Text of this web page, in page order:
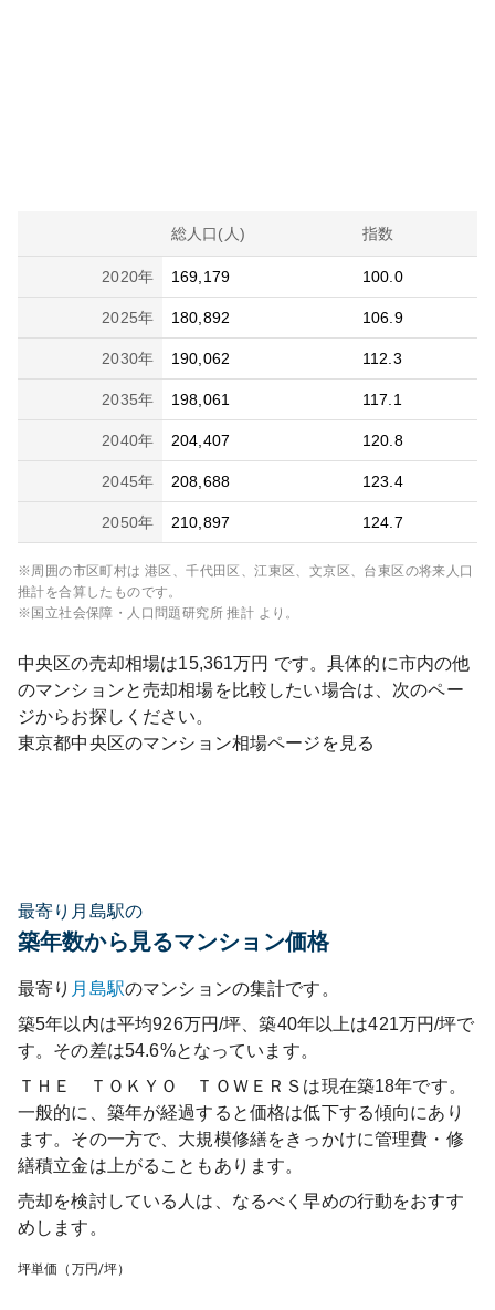
総人口(人) 指数
2020年 169,179 100.0
2025年 180,892 106.9
2030年 190,062 112.3
2035年 198,061 117.1
2040年 204,407 120.8
2045年 208,688 123.4
2050年 210,897 124.7
※周囲の市区町村は 港区、千代田区、江東区、文京区、台東区の将来人口
推計を合算したものです。
※国立社会保障・人口問題研究所 推計 より。
中央区の売却相場は15,361万円 です。具体的に市内の他
のマンションと売却相場を比較したい場合は、次のペー
ジからお探しください。
東京都中央区のマンション相場ページを見る
最寄り月島駅の
築年数から見るマンション価格
最寄り 月島駅のマンションの集計です。
築5年以内は平均926万円/坪、築40年以上は421万円/坪で
す。その差は54.6%となっています。
ＴＨＥ ＴＯＫＹＯ ＴＯＷＥＲＳ は現在築18年です。
一般的に、築年が経過すると価格は低下する傾向にあり
ます。その一方で、大規模修繕をきっかけに管理費・修
繕積立金は上がることもあります。
売却を検討している人は、なるべく早めの行動をおすす
めします。
坪単価（万円/坪）